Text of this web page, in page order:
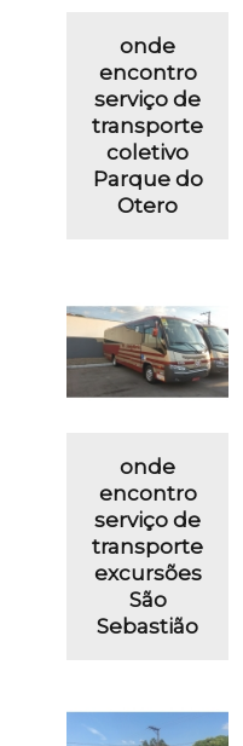
onde
encontro
serviço de
transporte
coletivo
Parque do
Otero
onde
encontro
serviço de
transporte
excursões
São
Sebastião